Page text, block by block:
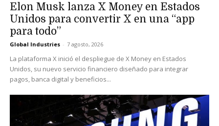
Elon Musk lanza X Money en Estados
Unidos para convertir X en una “app
para todo”
Global Industries - 7 agosto, 2026
La plataforma X inició el despliegue de X Money en Estados
Unidos, su nuevo servicio financiero diseñado para integrar
pagos, banca digital y beneficios...